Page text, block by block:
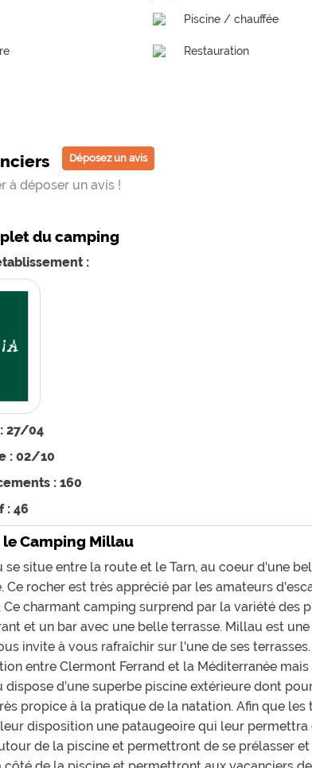
Piscine / chauffée
Restauration
Déposez un avis
à déposer un avis !
du camping
:
27/04
: 02/10
: 160
: 46
Camping Millau
se situe entre la route et le Tarn, au coeur d'une
rocher est très apprécié par les amateurs
Ce charmant camping surprend par la variété des
et un bar avec une belle terrasse. Millau est
invite à vous rafraîchir sur l'une de ses
entre Clermont Ferrand et la Méditerranée
d’une superbe piscine extérieure dont
propice à la pratique de la natation. Afin que
disposition une pataugeoire qui leur permettra
de la piscine et permettront de se prélasser